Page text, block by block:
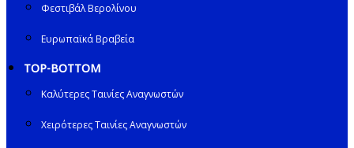
Φεστιβάλ Βερολίνου
Ευρωπαϊκά Βραβεία
TOP-BOTTOM
Καλύτερες Ταινίες Αναγνωστών
Χειρότερες Ταινίες Αναγνωστών